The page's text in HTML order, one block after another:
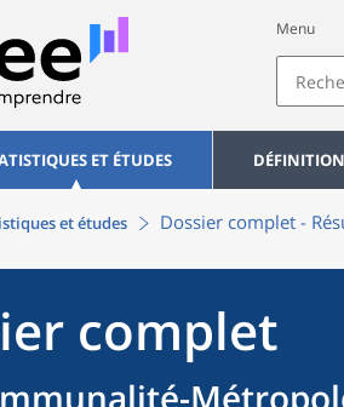
Menu
ET ÉTUDES
et études Dossier complet -
complet